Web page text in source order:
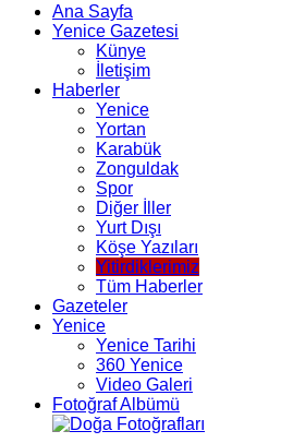
Ana Sayfa
Yenice Gazetesi
Künye
İletişim
Haberler
Yenice
Yortan
Karabük
Zonguldak
Spor
Diğer İller
Yurt Dışı
Köşe Yazıları
Yitirdiklerimiz
Tüm Haberler
Gazeteler
Yenice
Yenice Tarihi
360 Yenice
Video Galeri
Fotoğraf Albümü